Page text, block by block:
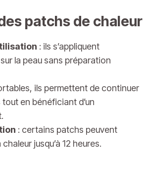
patchs de chaleur
: ils s’appliquent
la peau sans préparation
ils permettent de continuer
en bénéficiant d’un
: certains patchs peuvent
jusqu’à 12 heures.